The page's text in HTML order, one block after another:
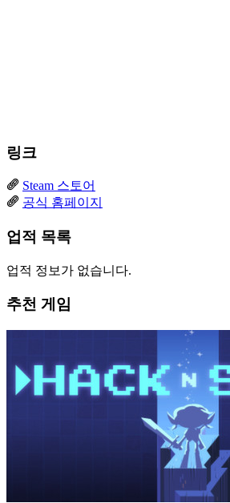
링크
Steam 스토어
공식 홈페이지
업적 목록
업적 정보가 없습니다.
추천 게임